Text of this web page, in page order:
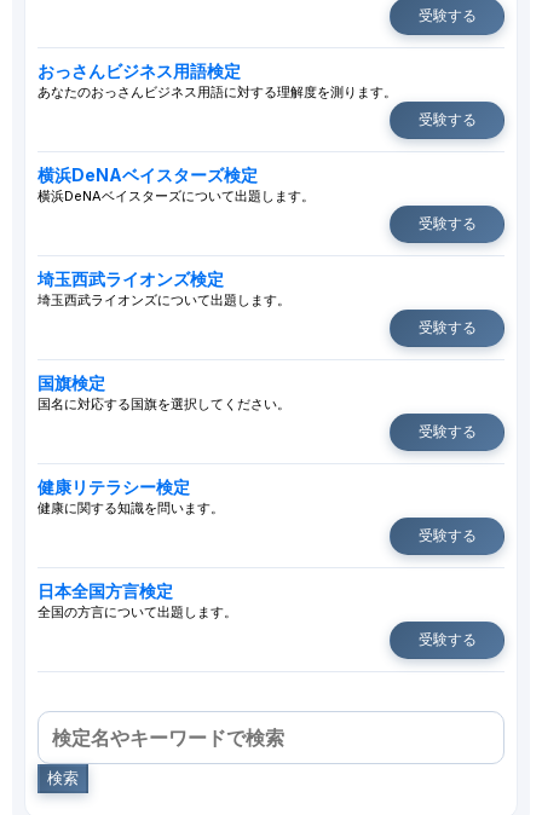
受験する
おっさんビジネス用語検定
あなたのおっさんビジネス用語に対する理解度を測ります。
受験する
横浜DeNAベイスターズ検定
横浜DeNAベイスターズについて出題します。
受験する
埼玉西武ライオンズ検定
埼玉西武ライオンズについて出題します。
受験する
国旗検定
国名に対応する国旗を選択してください。
受験する
健康リテラシー検定
健康に関する知識を問います。
受験する
日本全国方言検定
全国の方言について出題します。
受験する
検索